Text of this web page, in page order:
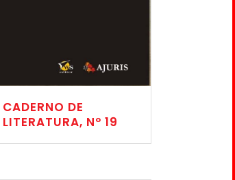
CADERNO DE
LITERATURA, Nº 19